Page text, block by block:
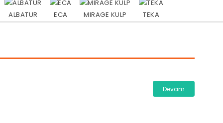
ALBATUR ECA MIRAGE KULP TEKA
Devam